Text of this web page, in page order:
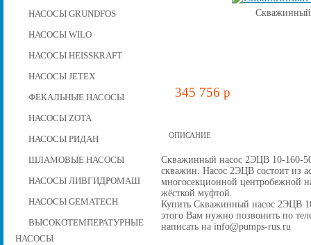
НАСОСЫ GRUNDFOS
НАСОСЫ WILO
НАСОСЫ HEISSKRAFT
НАСОСЫ JETEX
ФЕКАЛЬНЫЕ НАСОСЫ
НАСОСЫ ZOTA
НАСОСЫ РИДАН
ШЛАМОВЫЕ НАСОСЫ
НАСОСЫ ЛИВГИДРОМАШ
НАСОСЫ GEMATECH
ВЫСОКОТЕМПЕРАТУРНЫЕ
НАСОСЫ
345 756 p
ОПИСАНИЕ
Скважинный насос 2ЭЦВ 10-160-
скважин. Насос 2ЭЦВ состоит из
многосекционной центробежной
жёсткой муфтой.
Купить Скважинный насос 2ЭЦВ
этого Вам нужно позвонить по
написать на info@pumps-rus.ru